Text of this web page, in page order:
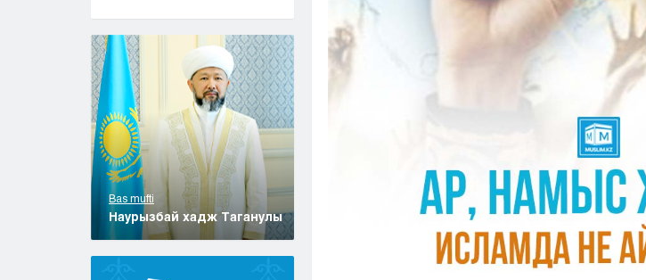
Bas mufti
Наурызбай хадж Таганулы